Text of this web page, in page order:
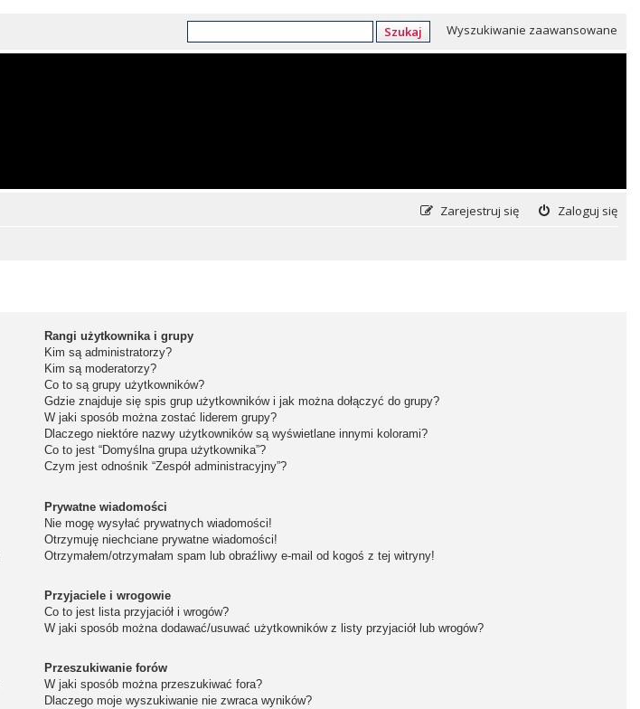
Szukaj Wyszukiwanie zaawansowane
Zaloguj się
Zarejestruj się
Rangi użytkownika i grupy
Kim są administratorzy?
Kim są moderatorzy?
Co to są grupy użytkowników?
Gdzie znajduje się spis grup użytkowników i jak można dołączyć do grupy?
W jaki sposób można zostać liderem grupy?
Dlaczego niektóre nazwy użytkowników są wyświetlane innymi kolorami?
Co to jest “Domyślna grupa użytkownika”?
Czym jest odnośnik “Zespół administracyjny”?
Prywatne wiadomości
Nie mogę wysyłać prywatnych wiadomości!
Otrzymuję niechciane prywatne wiadomości!
Otrzymałem/otrzymałam spam lub obraźliwy e-mail od kogoś z tej witryny!
Przyjaciele i wrogowie
Co to jest lista przyjaciół i wrogów?
W jaki sposób można dodawać/usuwać użytkowników z listy przyjaciół lub wrogów?
Przeszukiwanie forów
W jaki sposób można przeszukiwać fora?
Dlaczego moje wyszukiwanie nie zwraca wyników?